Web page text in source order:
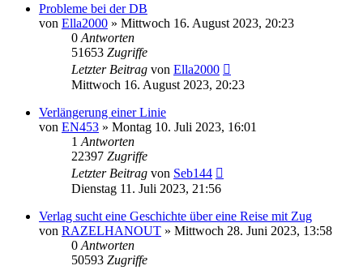
Probleme bei der DB
von Ella2000 » Mittwoch 16. August 2023, 20:23
0 Antworten
51653 Zugriffe
Letzter Beitrag von Ella2000
Mittwoch 16. August 2023, 20:23
Verlängerung einer Linie
von EN453 » Montag 10. Juli 2023, 16:01
1 Antworten
22397 Zugriffe
Letzter Beitrag von Seb144
Dienstag 11. Juli 2023, 21:56
Verlag sucht eine Geschichte über eine Reise mit Zug
von RAZELHANOUT » Mittwoch 28. Juni 2023, 13:58
0 Antworten
50593 Zugriffe